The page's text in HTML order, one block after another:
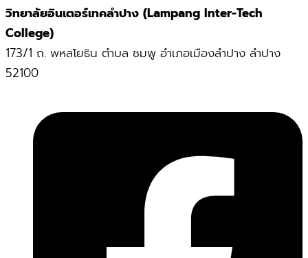
วิทยาลัยอินเตอร์เทคลำปาง (Lampang Inter-Tech
College)
173/1 ถ. พหลโยธิน ตำบล ชมพู อำเภอเมืองลำปาง ลำปาง
52100